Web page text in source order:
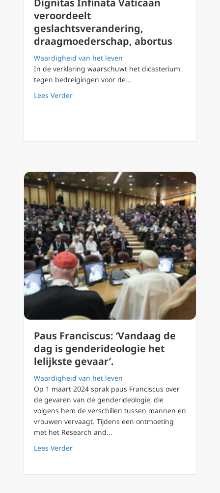
Dignitas Infinata Vaticaan
veroordeelt
geslachtsverandering,
draagmoederschap, abortus
Waardigheid van het leven
In de verklaring waarschuwt het dicasterium
tegen bedreigingen voor de…
Lees Verderabout Dignitas Infinata Vaticaan
Paus Franciscus: ‘Vandaag de
dag is genderideologie het
lelijkste gevaar’.
Waardigheid van het leven
Op 1 maart 2024 sprak paus Franciscus over
de gevaren van de genderideologie, die
volgens hem de verschillen tussen mannen en
vrouwen vervaagt. Tijdens een ontmoeting
met het Research and...
Lees Verderabout Paus Franciscus: ‘Vandaag de dag is